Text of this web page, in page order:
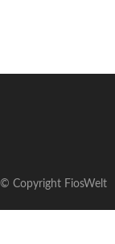
© Copyright FiosWelt